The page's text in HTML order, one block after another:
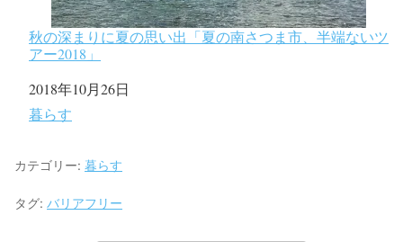
秋の深まりに夏の思い出「夏の南さつま市、半端ないツ
アー2018」
日付
2018年10月26日
関連理由
暮らす
カテゴリー: 暮らす
タグ: バリアフリー